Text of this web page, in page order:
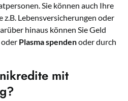
Sie können auch Ihre
z.B. Lebensversicherungen oder
hinaus können Sie Geld
oder Plasma spendenoder durch
mit